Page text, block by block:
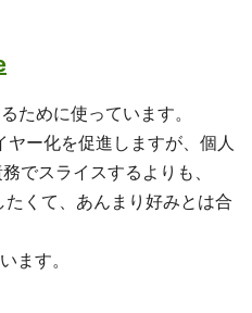
ために使っています。
ー化を促進しますが、個人
でスライスするよりも、
くて、あんまり好みとは合
ます。